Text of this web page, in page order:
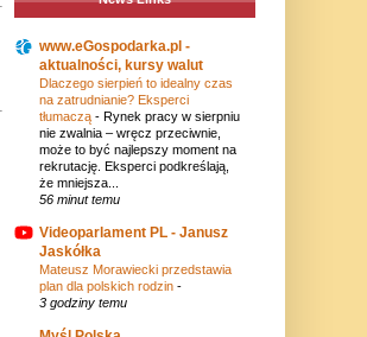
www.eGospodarka.pl -
aktualności, kursy walut
Dlaczego sierpień to idealny czas
na zatrudnianie? Eksperci
tłumaczą - Rynek pracy w sierpniu
nie zwalnia – wręcz przeciwnie,
może to być najlepszy moment na
rekrutację. Eksperci podkreślają,
że mniejsza...
56 minut temu
Videoparlament PL - Janusz
Jaskółka
Mateusz Morawiecki przedstawia
plan dla polskich rodzin -
3 godziny temu